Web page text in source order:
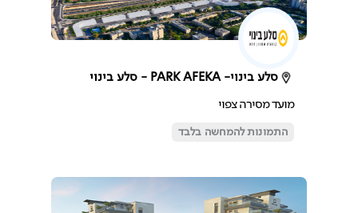
סלע בינוי- PARK AFEKA - סלע בינוי
מועד מסירה צפוי
התמונות להמחשה בלבד